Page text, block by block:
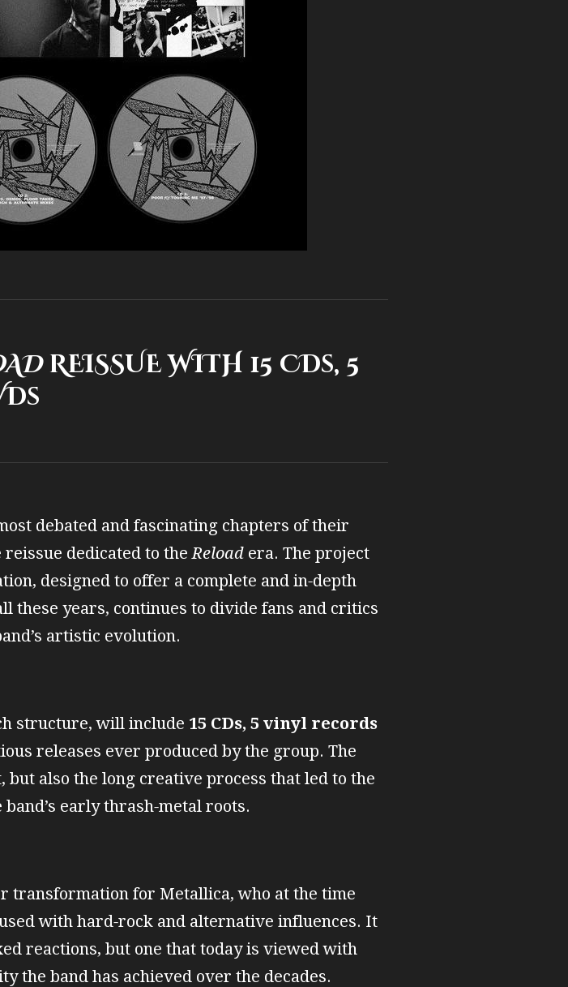
REISSUE WITH 15 CDs, 5
debated and fascinating chapters of their
dedicated to theReload era. The project
designed to offer a complete and in‑depth
these years, continues to divide fans and critics
artistic evolution.
structure, will include 15 CDs, 5 vinyl records
releases ever produced by the group. The
also the long creative process that led to the
early thrash‑metal roots.
transformation for Metallica, who at the time
with hard‑rock and alternative influences. It
reactions, but one that today is viewed with
the band has achieved over the decades.